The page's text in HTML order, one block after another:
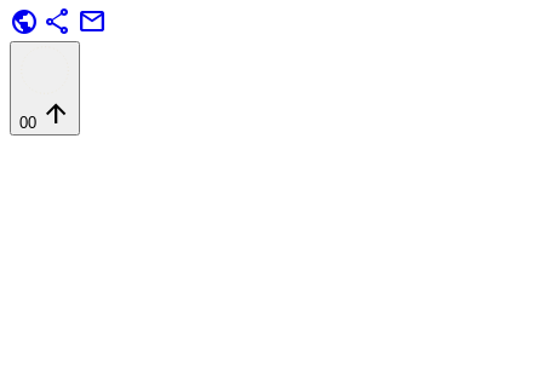
public share mail
00 arrow_upward